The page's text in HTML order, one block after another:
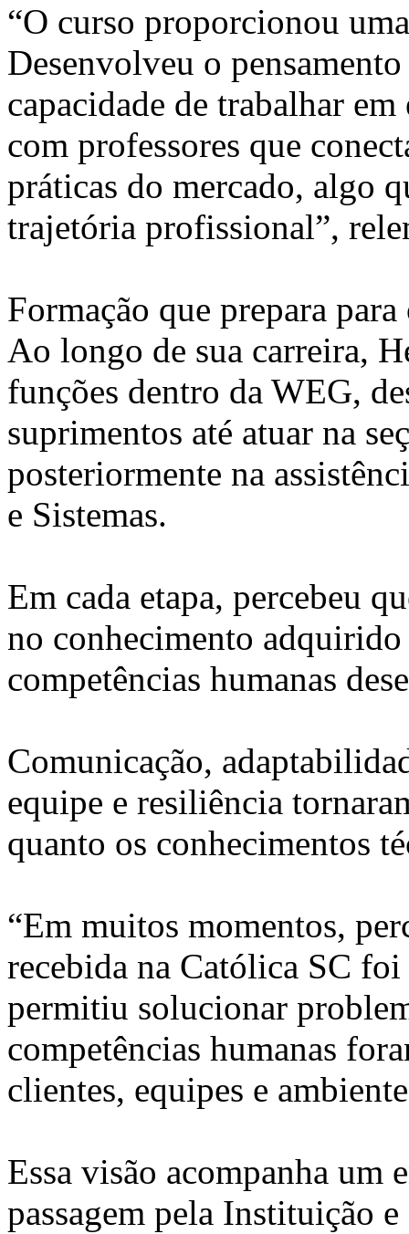
“O curso proporcionou
Desenvolveu o
capacidade de trabalhar
com professores que
práticas do mercado, algo
trajetória profissional”,
Formação que prepara
Ao longo de sua carreira,
funções dentro da WEG,
suprimentos até atuar na
posteriormente na
e Sistemas.
Em cada etapa, percebeu
no conhecimento adquirido
competências humanas
Comunicação,
equipe e resiliência
quanto os conhecimentos
“Em muitos momentos,
recebida na Católica SC
permitiu solucionar
competências humanas
clientes, equipes e
Essa visão acompanha um
passagem pela Instituição